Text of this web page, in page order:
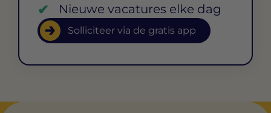
Nieuwe vacatures elke dag
Solliciteer via de gratis app